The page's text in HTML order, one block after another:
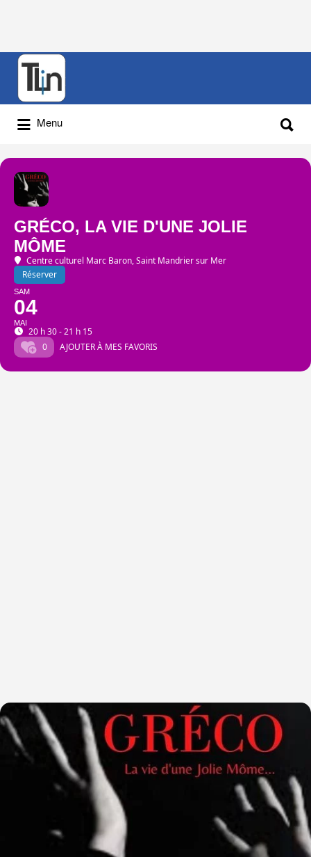
Rechercher
Menu
GRÉCO, LA VIE D'UNE JOLIE
MÔME
Centre culturel Marc Baron, Saint Mandrier sur Mer
Réserver
SAM
04
MAI
20 h 30 - 21 h 15
0
AJOUTER À MES FAVORIS